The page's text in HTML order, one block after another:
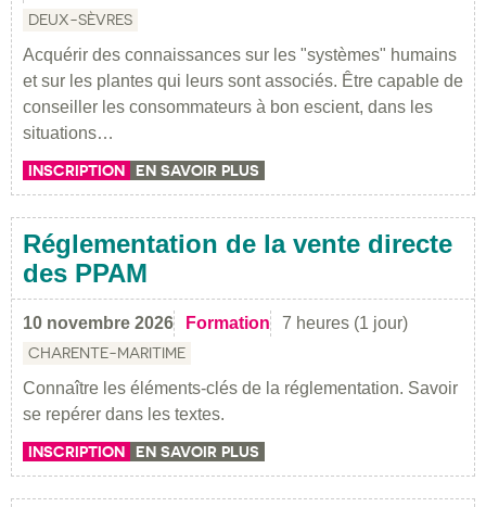
DEUX-SÈVRES
Acquérir des connaissances sur les "systèmes" humains
et sur les plantes qui leurs sont associés. Être capable de
conseiller les consommateurs à bon escient, dans les
situations…
INSCRIPTION EN SAVOIR PLUS
Réglementation de la vente directe
des PPAM
10 novembre 2026 Formation 7 heures (1 jour)
CHARENTE-MARITIME
Connaître les éléments-clés de la réglementation. Savoir
se repérer dans les textes.
INSCRIPTION EN SAVOIR PLUS